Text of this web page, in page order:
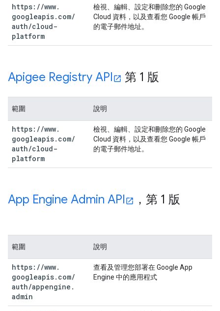
https: //www.
googleapis. com/
auth/cloud-
platform
檢視、編輯、設定和刪除您的 Google
Cloud 資料，以及查看您 Google 帳戶
的電子郵件地址。
Apigee Registry API 第 1 版
範圍 說明
https: //www.
googleapis. com/
auth/cloud-
platform
檢視、編輯、設定和刪除您的 Google
Cloud 資料，以及查看您 Google 帳戶
的電子郵件地址。
App Engine Admin API ，第 1 版
範圍 說明
https: //www.
googleapis. com/
auth/appengine .
admin
查看及管理您部署在 Google App
Engine 中的應用程式